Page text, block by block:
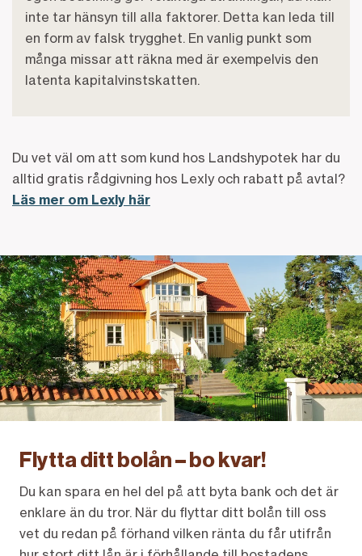
inte tar hänsyn till alla faktorer. Detta kan leda till
en form av falsk trygghet. En vanlig punkt som
många missar att räkna med är exempelvis den
latenta kapitalvinstskatten.
Du vet väl om att som kund hos Landshypotek har du
alltid gratis rådgivning hos Lexly och rabatt på avtal?
Läs mer om Lexly här
Flytta ditt bolån – bo kvar!
Du kan spara en hel del på att byta bank och det är
enklare än du tror. När du flyttar ditt bolån till oss
vet du redan på förhand vilken ränta du får utifrån